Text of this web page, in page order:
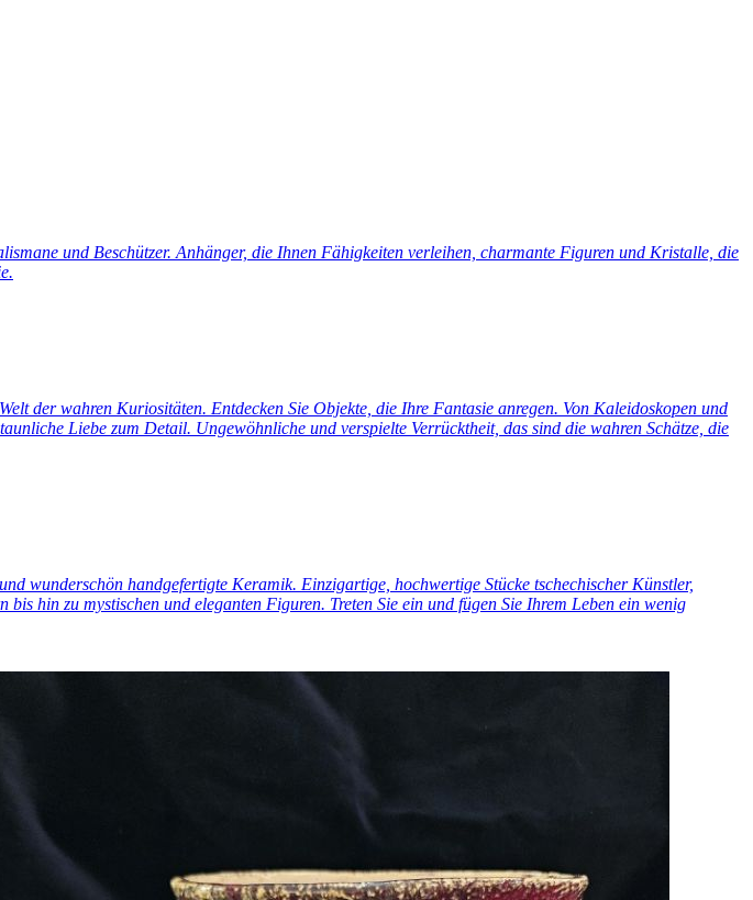
und Beschützer. Anhänger, die Ihnen Fähigkeiten verleihen, charmante Figuren und Kristalle, die
der wahren Kuriositäten. Entdecken Sie Objekte, die Ihre Fantasie anregen. Von Kaleidoskopen und
Liebe zum Detail. Ungewöhnliche und verspielte Verrücktheit, das sind die wahren Schätze, die
wunderschön handgefertigte Keramik. Einzigartige, hochwertige Stücke tschechischer Künstler,
hin zu mystischen und eleganten Figuren. Treten Sie ein und fügen Sie Ihrem Leben ein wenig